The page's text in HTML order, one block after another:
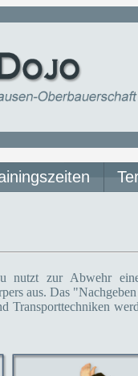
nutzt zur Abwehr
aus. Das
Transporttechniken